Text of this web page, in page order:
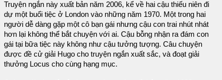
Truyện ngắn này xuất bản năm 2006, kể về hai cậu thiếu niên đi
dự một buổi tiệc ở London vào những năm 1970. Một trong hai
người dễ dàng gặp một cô bạn gái nhưng cậu con trai nhút nhát
hơn lại không thể bắt chuyện với ai. Cậu bỗng nhận ra đám con
gái tại bữa tiệc này không như cậu tưởng tượng. Câu chuyện
được đề cử giải Hugo cho truyện ngắn xuất sắc, và đoạt giải
thưởng Locus cho cùng hạng mục.